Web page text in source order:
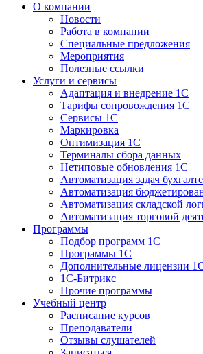
О компании
Новости
Работа в компании
Специальные предложения
Мероприятия
Полезные ссылки
Услуги и сервисы
Адаптация и внедрение 1С
Тарифы сопровождения 1С
Сервисы 1С
Маркировка
Оптимизация 1С
Терминалы сбора данных
Нетиповые обновления 1С
Автоматизация задач
Автоматизация
Автоматизация складской
Автоматизация торговой
Программы
Подбор программ 1С
Программы 1С
Дополнительные лицензии
1С-Битрикс
Прочие программы
Учебный центр
Расписание курсов
Преподаватели
Отзывы слушателей